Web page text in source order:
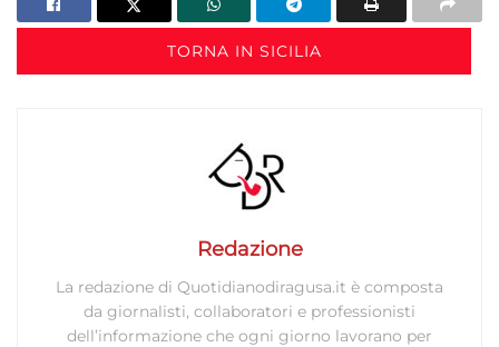
TORNA IN SICILIA
Redazione
La redazione di Quotidianodiragusa.it è composta
da giornalisti, collaboratori e professionisti
dell’informazione che ogni giorno lavorano per